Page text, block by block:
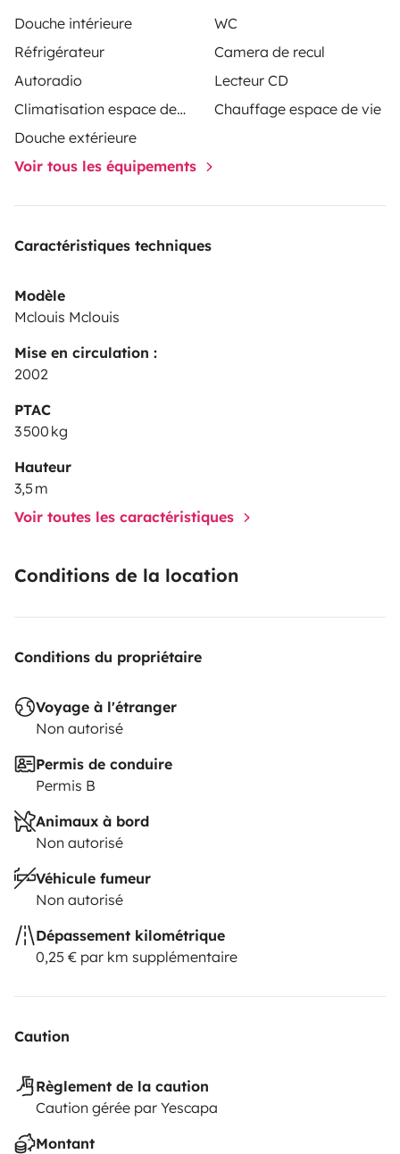
Douche intérieure
WC
Réfrigérateur
Camera de recul
Autoradio
Lecteur CD
Climatisation espace de vie
Chauffage espace de vie
Douche extérieure
Voir tous les équipements
Caractéristiques techniques
Modèle
Mclouis Mclouis
Mise en circulation :
2002
PTAC
3 500 kg
Hauteur
3,5 m
Voir toutes les caractéristiques
Conditions de la location
Conditions du propriétaire
Voyage à l'étranger
Non autorisé
Permis de conduire
Permis B
Animaux à bord
Non autorisé
Véhicule fumeur
Non autorisé
Dépassement kilométrique
0,25 € par km supplémentaire
Caution
Règlement de la caution
Caution gérée par Yescapa
Montant